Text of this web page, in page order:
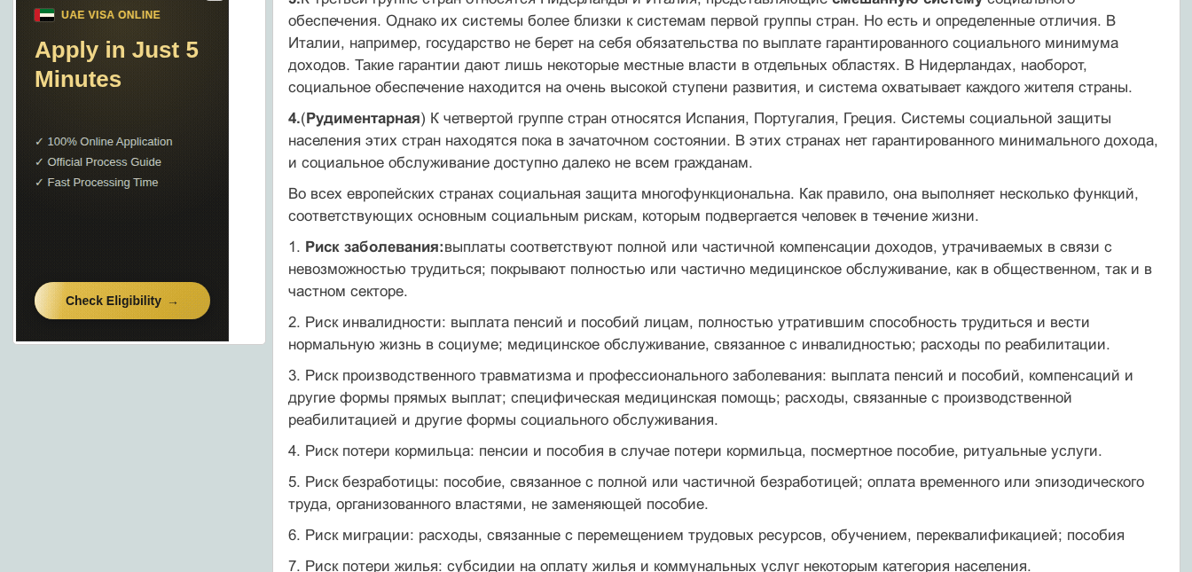
обеспечения. Однако их системы более близки к системам первой группы стран. Но есть и определенные отличия. В
Италии, например, государство не берет на себя обязательства по выплате гарантированного социального минимума
доходов. Такие гарантии дают лишь некоторые местные власти в отдельных областях. В Нидерландах, наоборот,
социальное обеспечение находится на очень высокой ступени развития, и система охватывает каждого жителя страны.
4.(Рудиментарная) К четвертой группе стран относятся Испания, Португалия, Греция. Системы социальной защиты
населения этих стран находятся пока в зачаточном состоянии. В этих странах нет гарантированного минимального дохода,
и социальное обслуживание доступно далеко не всем гражданам.
Во всех европейских странах социальная защита многофункциональна. Как правило, она выполняет несколько функций,
соответствующих основным социальным рискам, которым подвергается человек в течение жизни.
1. Риск заболевания:выплаты соответствуют полной или частичной компенсации доходов, утрачиваемых в связи с
невозможностью трудиться; покрывают полностью или частично медицинское обслуживание, как в общественном, так и в
частном секторе.
2. Риск инвалидности: выплата пенсий и пособий лицам, полностью утратившим способность трудиться и вести
нормальную жизнь в социуме; медицинское обслуживание, связанное с инвалидностью; расходы по реабилитации.
3. Риск производственного травматизма и профессионального заболевания: выплата пенсий и пособий, компенсаций и
другие формы прямых выплат; специфическая медицинская помощь; расходы, связанные с производственной
реабилитацией и другие формы социального обслуживания.
4. Риск потери кормильца: пенсии и пособия в случае потери кормильца, посмертное пособие, ритуальные услуги.
5. Риск безработицы: пособие, связанное с полной или частичной безработицей; оплата временного или эпизодического
труда, организованного властями, не заменяющей пособие.
6. Риск миграции: расходы, связанные с перемещением трудовых ресурсов, обучением, переквалификацией; пособия
7. Риск потери жилья: субсидии на оплату жилья и коммунальных услуг некоторым категория населения.